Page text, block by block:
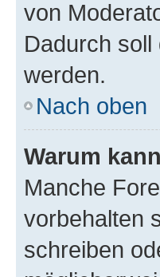
von
Dadurch
werden.
Nach oben
Warum
Manche
vorbehalten
schreiben